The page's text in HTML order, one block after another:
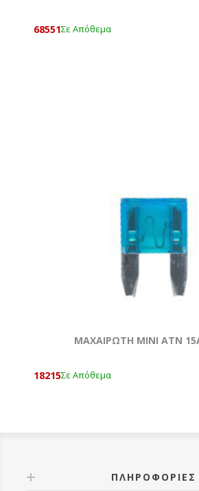
68551Σε Απόθεμα
ΜΑΧΑΙΡΩΤΗ ΜΙΝΙ ATN
18215Σε Απόθεμα
ΠΛΗΡΟΦΟΡΊΕΣ